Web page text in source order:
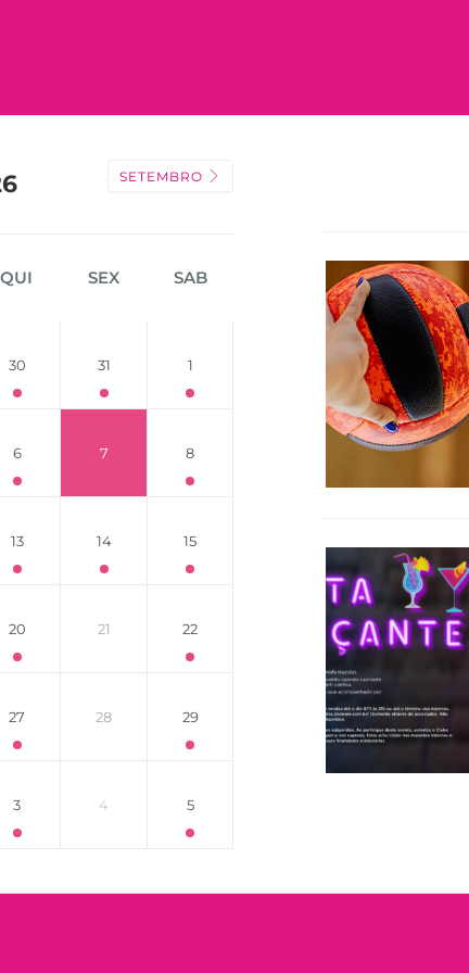
SETEMBRO
QUI SEX SAB
30 31 1
6 7 8
13 14 15
20 21 22
27 28 29
3 4 5